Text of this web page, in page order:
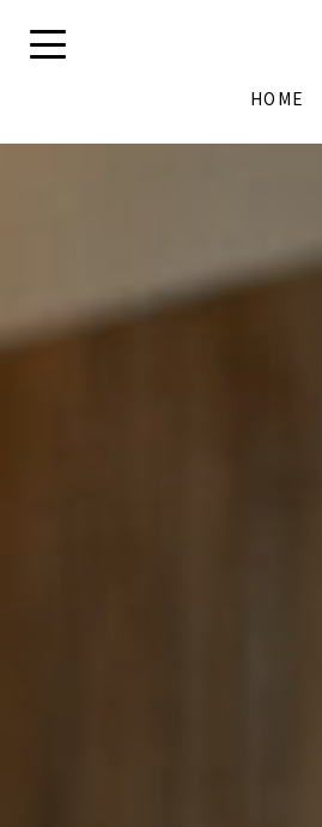
HOME